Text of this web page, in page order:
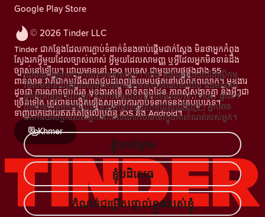
© 2026 Tinder LLC
Tinder ជាកន្លែងដែលការភ្ជាប់ទំនាក់ទំនងចាប់ផ្តើមជាក់ស្តែង មិនថាអ្នកកំពុង
ស្វែងរកអ្វីមួយដែលច្បាស់លាស់ អ្វីមួយដែលសាមញ្ញ ឬអ្វីដែលអ្នកមិនទាន់ដឹង
ច្បាស់នៅឡើយ។ ដោយមាននៅ 190 ប្រទេស ជាមួយការផ្គូផ្គងជាង 55
ពាន់លាន វាគឺជាកម្មវិធីណាត់ជួបដ៏ពេញនិយមបំផុតនៅលើពិភពលោក។ មុខងារ
ដូចជា ការណាត់ជួបពីរគូ មុខងារតន្រ្តី លិខិតឆ្លងដែន ភាពស៊ីសង្វាក់គ្នា និងអ្វីៗជា
ច្រើនទៀត ត្រូវបានបង្កើតឡើងសម្រាប់ការភ្ជាប់ទំនាក់ទំនងគ្រប់ប្រភេទ។
ទាញយកដោយឥតគិតថ្លៃលើប្រព័ន្ធ iOS និង Android។
Khmer
Google Play Store
យើងឲ្យតម្លៃចំពោះភាពឯកជនរបស់អ្នក។ យើង និងដៃគូរបស់យើងប្រើកម្ម
វិធីតាមដានដើម្បីវាស់ស្ទង់ទស្សនិកជននៃគេហទំព័ររបស់យើង និងមានការ
ផ្តល់ជូនផ្សេងៗដល់អ្នក និងកែលម្អប្រតិបត្តិការទីផ្សាររបស់ Tinder ផ្ទាល់។
ព័ត៌មានបន្ថែមអំពីខូឃីស៍ និងអ្នកផ្តល់សេវាកម្មដែលយើងប្រើ។ អ្នកអាច
ដកការយល់ព្រមរបស់អ្នកនៅពេលណាក៏បាននៅក្នុងការកំណត់របស់អ្នក។
ខ្ញុំយល់ព្រម
ខ្ញុំបដិសេធ
កំណត់ជម្រើសផ្ទាល់ខ្លួនរបស់ខ្ញុំ